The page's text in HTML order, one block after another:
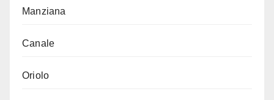
Manziana
Canale
Oriolo